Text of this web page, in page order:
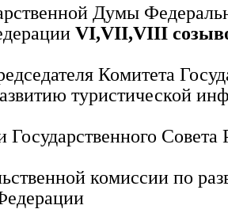
Думы
VI,VII,VIII
Комитета
туристической
комиссии по